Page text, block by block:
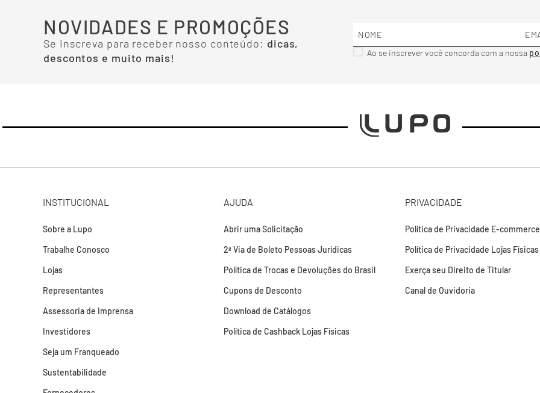
NOVIDADES E PROMOÇÕES
Se inscreva para receber nosso conteúdo: dicas,
descontos e muito mais!
Ao se inscrever você concorda com a nossa
INSTITUCIONAL
Sobre a Lupo
Trabalhe Conosco
Lojas
Representantes
Assessoria de Imprensa
Investidores
Seja um Franqueado
Sustentabilidade
AJUDA
Abrir uma Solicitação
2ª Via de Boleto Pessoas Jurídicas
Política de Trocas e Devoluções do Brasil
Cupons de Desconto
Download de Catálogos
Política de Cashback Lojas Físicas
PRIVACIDADE
Política de Privacidade E-commerce
Política de Privacidade Lojas Físicas
Exerça seu Direito de Titular
Canal de Ouvidoria